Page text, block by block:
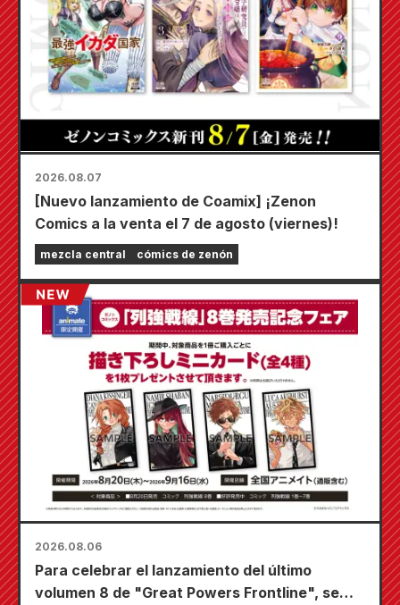
2026.08.07
[Nuevo lanzamiento de Coamix] ¡Zenon
Comics a la venta el 7 de agosto (viernes)!
mezcla central cómics de zenón
2026.08.06
Para celebrar el lanzamiento del último
volumen 8 de "Great Powers Frontline", se